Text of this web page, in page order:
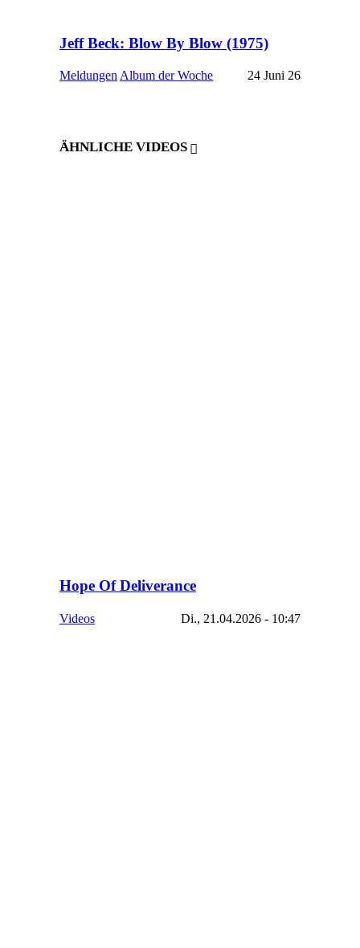
Jeff Beck: Blow By Blow (1975)
Meldungen Album der Woche 24 Juni 26
ÄHNLICHE VIDEOS
Hope Of Deliverance
Videos Di., 21.04.2026 - 10:47